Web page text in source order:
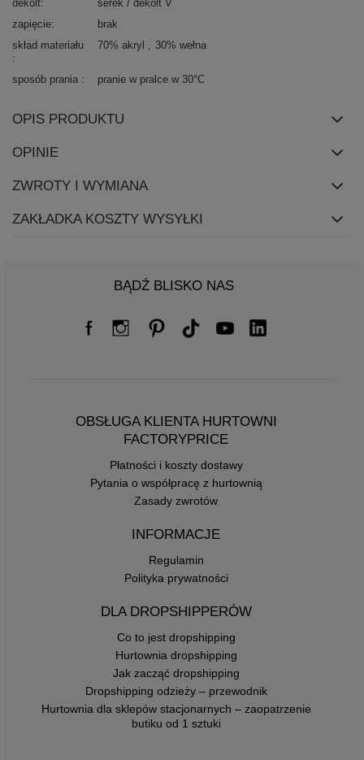
dekolt
serek / dekolt V
zapięcie
brak
skład materiału
70% akryl 30% wełna
sposób prania pranie w pralce w 30°C
OPIS PRODUKTU
OPINIE
ZWROTY I WYMIANA
ZAKŁADKA KOSZTY WYSYŁKI
BĄDŹ BLISKO NAS
OBSŁUGA KLIENTA HURTOWNI
FACTORYPRICE
Płatności i koszty dostawy
Pytania o współpracę z hurtownią
Zasady zwrotów
INFORMACJE
Regulamin
Polityka prywatności
DLA DROPSHIPPERÓW
Co to jest dropshipping
Hurtownia dropshipping
Jak zacząć dropshipping
Dropshipping odzieży – przewodnik
Hurtownia dla sklepów stacjonarnych – zaopatrzenie
butiku od 1 sztuki